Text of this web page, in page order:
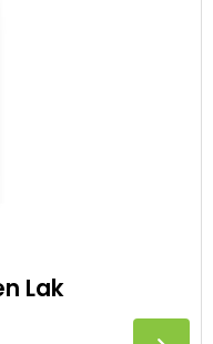
Lak